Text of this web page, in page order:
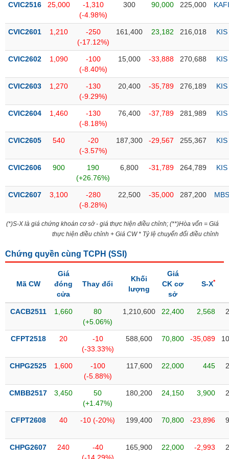
thái
phiếu
mô
thị
Niêm
Niêm
mới
yết
yết
dõi
biệt
được
ký
Danh
phiếu
tiết
CVIC2516 25,000
-1,310
(-4.98%)
300 90,000 225,000 KAFI
CVIC2601 1,210
-250
(-17.12%)
161,400 23,182 216,018 KIS
CVIC2602 1,090
-100
(-8.40%)
15,000 -33,888 270,688 KIS
CVIC2603 1,270
-130
(-9.29%)
20,400 -35,789 276,189 KIS
CVIC2604 1,460
-130
(-8.18%)
76,400 -37,789 281,989 KIS
CVIC2605 540
-20
(-3.57%)
187,300 -29,567 255,367 KIS
CVIC2606 900
190
(+26.76%)
6,800 -31,789 264,789 KIS
CVIC2607 3,100
-280
(-8.28%)
22,500 -35,000 287,200 MBS
(*)S-X là giá chứng khoán cơ sở - giá thực hiện điều chỉnh; (**)Hòa vốn = Giá
thực hiện điều chỉnh + Giá CW * Tỷ lệ chuyển đổi điều chỉnh
Chứng quyền cùng TCPH (SSI )
Mã CW
Giá
đóng
cửa
Thay đổi
Khối
lượng
Giá
CK cơ
sở
S-X*
CACB2511 1,660
80
(+5.06%)
1,210,600 22,400 2,568
CFPT2518 20
-10
(-33.33%)
588,600 70,800 -35,089
CHPG2525 1,600
-100
(-5.88%)
117,600 22,000 445
CMBB2517 3,450
50
(+1.47%)
180,200 24,150 3,900
CFPT2608 40 -10 (-20%) 199,400 70,800 -23,896
CHPG2607 240
-40
165,900 22,000 -2,993
NGÀNH
DOANH
NGHIỆP
PHIẾU
PHÁI
TRÁI
PHIẾU
CỤ
TƯ
XUẤT
LIỆU
MỚI
(-)